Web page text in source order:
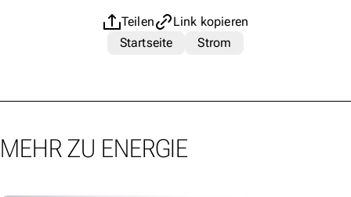
Teilen
Link kopieren
Startseite
Strom
MEHR ZU ENERGIE